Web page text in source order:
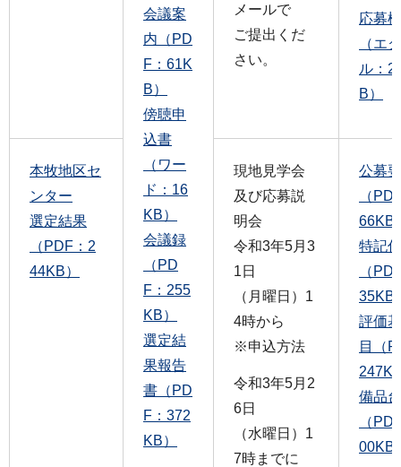
会議案
内（PD
F：61K
B）
傍聴申
込書
（ワー
ド：16
KB）
会議録
（PD
F：255
KB）
選定結
果報告
書（PD
F：372
KB）
メールで
ご提出くだ
さい。
応募
（エ
ル：
B）
本牧地区セ
ンター
選定結果
（PDF：2
44KB）
現地見学会
及び応募説
明会
令和3年5月3
1日
（月曜日）1
4時から
※申込方法
令和3年5月2
6日
（水曜日）1
7時までに
公募
（
66KB
特記
（
35KB
評価
目（
備品
（
00KB